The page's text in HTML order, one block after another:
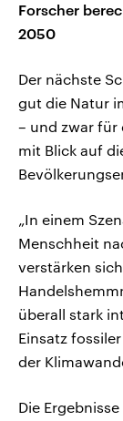
Forscher
2050
Der nächste
gut die Natur
– und zwar für
mit Blick auf
„In einem
Menschheit
verstärken
überall stark
Einsatz
der
Die